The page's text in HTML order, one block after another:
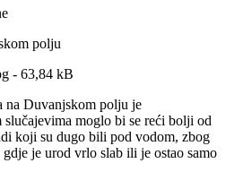
polju
na Duvanjskom polju je
moglo bi se reći bolji od
koji su dugo bili pod vodom, zbog
je urod vrlo slab ili je ostao samo